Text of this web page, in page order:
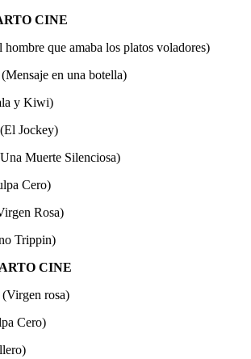
CINE
que amaba los platos voladores)
en una botella)
y Kiwi)
Jockey)
Muerte Silenciosa)
Cero)
Rosa)
Trippin)
CINE
rosa)
Cero)